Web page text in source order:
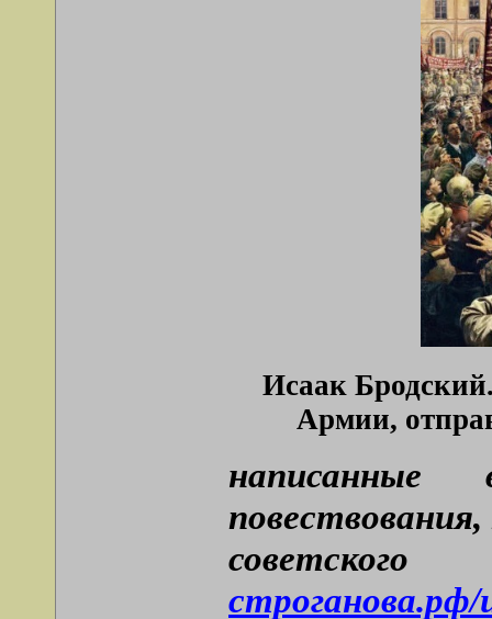
Исаак
Армии,
написанные
строганова.рф/